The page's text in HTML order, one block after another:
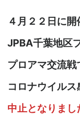
４月２２日に
JPBA千葉地区
プロアマ交流戦
コロナウイル
中止となりまし